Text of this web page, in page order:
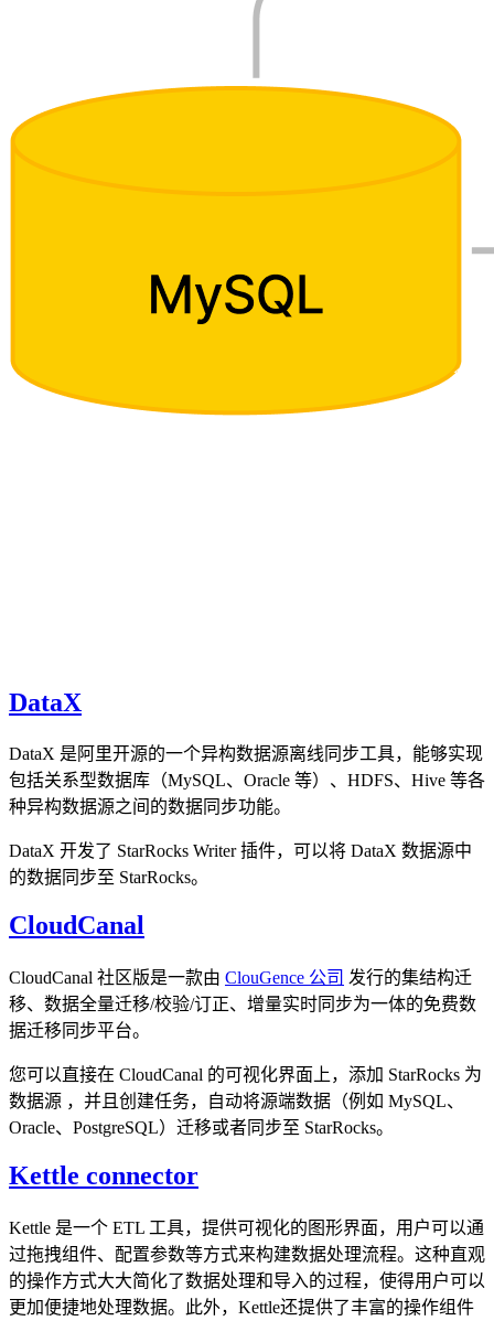
DataX
DataX 是阿里开源的一个异构数据源离线同步工具，能够实现
包括关系型数据库（MySQL、Oracle 等）、HDFS、Hive 等各
种异构数据源之间的数据同步功能。
DataX 开发了 StarRocks Writer 插件，可以将 DataX 数据源中
的数据同步至 StarRocks。
CloudCanal
CloudCanal 社区版是一款由 ClouGence 公司 发行的集结构迁
移、数据全量迁移/校验/订正、增量实时同步为一体的免费数
据迁移同步平台。
您可以直接在 CloudCanal 的可视化界面上，添加 StarRocks 为
数据源 ，并且创建任务，自动将源端数据（例如 MySQL、
Oracle、PostgreSQL）迁移或者同步至 StarRocks。
Kettle connector
Kettle 是一个 ETL 工具，提供可视化的图形界面，用户可以通
过拖拽组件、配置参数等方式来构建数据处理流程。这种直观
的操作方式大大简化了数据处理和导入的过程，使得用户可以
更加便捷地处理数据。此外，Kettle还提供了丰富的操作组件